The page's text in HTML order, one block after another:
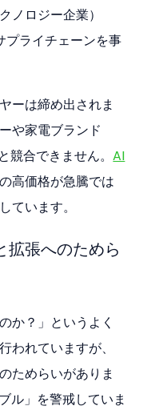
ノロジー企業）
プライチェーンを事
ーは締め出されま
や家電ブランド
競合できません。AI
高価格が急騰では
ています。
拡張へのためら
か？」というよく
われていますが、
ためらいがありま
ル」を警戒していま